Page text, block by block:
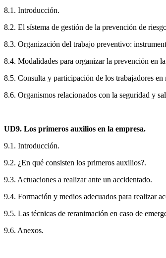
8.1. Introducción.
8.2. El sístema de gestión de la prevención de
8.3. Organización del trabajo preventivo:
8.4. Modalidades para organizar la prevención en la
8.5. Consulta y participación de los trabajadores en
8.6. Organismos relacionados con la seguridad y
UD9. Los primeros auxilios en la empresa.
9.1. Introducción.
9.2. ¿En qué consisten los primeros auxilios?.
9.3. Actuaciones a realizar ante un accidentado.
9.4. Formación y medios adecuados para realizar
9.5. Las técnicas de reranimación en caso de
9.6. Anexos.